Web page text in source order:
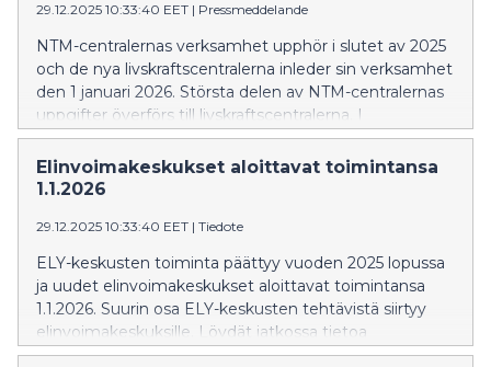
29.12.2025 10:33:40 EET | Pressmeddelande
NTM-centralernas verksamhet upphör i slutet av 2025
och de nya livskraftscentralerna inleder sin verksamhet
den 1 januari 2026. Största delen av NTM-centralernas
uppgifter överförs till livskraftscentralerna. I
fortsättningen hittar du information om
livskraftscentralerna på adressen
www.elinvoimakeskus.fi.
Elinvoimakeskukset aloittavat toimintansa
1.1.2026
29.12.2025 10:33:40 EET | Tiedote
ELY-keskusten toiminta päättyy vuoden 2025 lopussa
ja uudet elinvoimakeskukset aloittavat toimintansa
1.1.2026. Suurin osa ELY-keskusten tehtävistä siirtyy
elinvoimakeskuksille. Löydät jatkossa tietoa
elinvoimakeskuksista osoitteesta